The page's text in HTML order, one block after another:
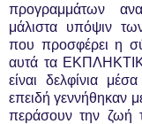
προγραμμάτων
μάλιστα υπόψιν
που προσφέρει η
αυτά τα
είναι δελφίνια
επειδή γεννήθηκαν
περάσουν την ζωή